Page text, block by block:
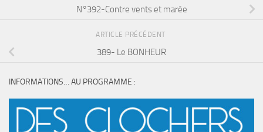
N°392-Contre vents et marée
ARTICLE PRÉCÉDENT
389- Le BONHEUR
INFORMATIONS… AU PROGRAMME :